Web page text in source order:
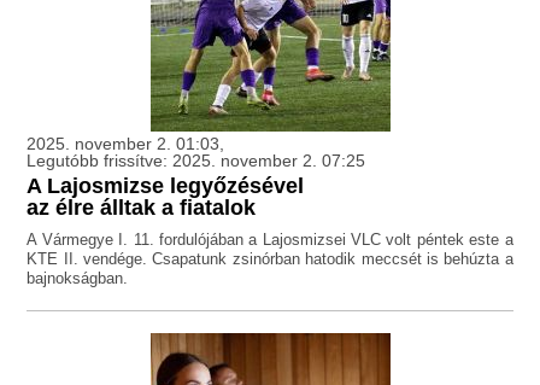
2025. november 2. 01:03,
Legutóbb frissítve: 2025. november 2. 07:25
A Lajosmizse legyőzésével
az élre álltak a fiatalok
A Vármegye I. 11. fordulójában a Lajosmizsei VLC volt péntek este a
KTE II. vendége. Csapatunk zsinórban hatodik meccsét is behúzta a
bajnokságban.